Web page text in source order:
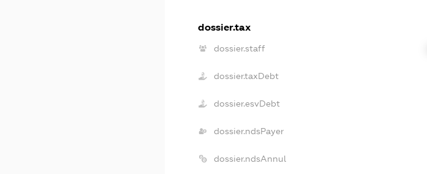
dossier.tax
dossier.staff
dossier.taxDebt
dossier.esvDebt
dossier.ndsPayer
dossier.ndsAnnul